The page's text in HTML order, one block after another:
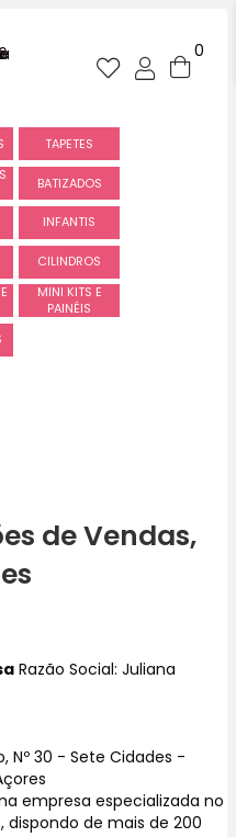
0
TAPETES
BATIZADOS
INFANTIS
CILINDROS
MINI KITS E
PAINÉIS
de Vendas,
Razão Social: Juliana
Nº 30 - Sete Cidades -
empresa especializada no
dispondo de mais de 200